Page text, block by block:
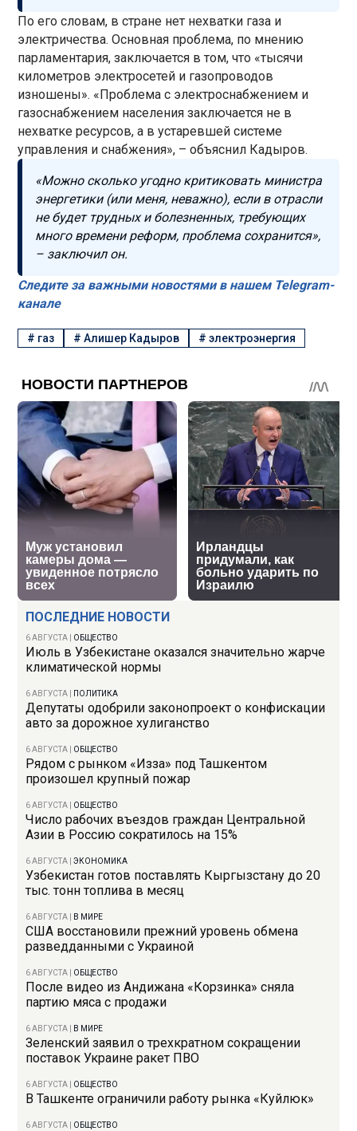
ПОСЛЕДНИЕ НОВОСТИ
6 АВГУСТА ОБЩЕСТВО
Июль в Узбекистане оказался значительно жарче
климатической нормы
6 АВГУСТА ПОЛИТИКА
Депутаты одобрили законопроект о конфискации
авто за дорожное хулиганство
6 АВГУСТА ОБЩЕСТВО
Рядом с рынком «Изза» под Ташкентом
произошел крупный пожар
6 АВГУСТА ОБЩЕСТВО
Число рабочих въездов граждан Центральной
Азии в Россию сократилось на 15%
6 АВГУСТА |ЭКОНОМИКА
Узбекистан готов поставлять Кыргызстану до 20
тыс. тонн топлива в месяц
6 АВГУСТА В МИРЕ
США восстановили прежний уровень обмена
разведданными с Украиной
6 АВГУСТА ОБЩЕСТВО
После видео из Андижана «Корзинка» сняла
партию мяса с продажи
6 АВГУСТА В МИРЕ
Зеленский заявил о трехкратном сокращении
поставок Украине ракет ПВО
6 АВГУСТА ОБЩЕСТВО
В Ташкенте ограничили работу рынка «Куйлюк»
6 АВГУСТА ОБЩЕСТВО
По его словам, в стране нет нехватки газа и
электричества. Основная проблема, по мнению
парламентария, заключается в том, что «тысячи
километров электросетей и газопроводов
изношены». «Проблема с электроснабжением и
газоснабжением населения заключается не в
нехватке ресурсов, а в устаревшей системе
управления и снабжения», – объяснил Кадыров.
«Можно сколько угодно критиковать министра
энергетики (или меня, неважно), если в отрасли
не будет трудных и болезненных, требующих
много времени реформ, проблема сохранится»,
– заключил он.
Следите за важными новостями в нашем Telegram-
канале
# газ #Алишер Кадыров # электроэнергия